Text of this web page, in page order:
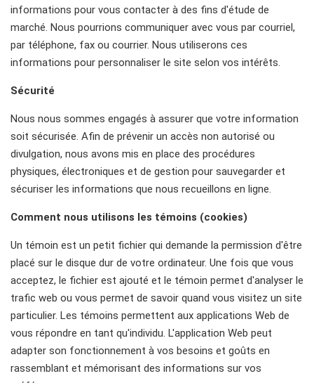
informations pour vous contacter à des fins d'étude de
marché. Nous pourrions communiquer avec vous par courriel,
par téléphone, fax ou courrier. Nous utiliserons ces
informations pour personnaliser le site selon vos intérêts.
Sécurité
Nous nous sommes engagés à assurer que votre information
soit sécurisée. Afin de prévenir un accès non autorisé ou
divulgation, nous avons mis en place des procédures
physiques, électroniques et de gestion pour sauvegarder et
sécuriser les informations que nous recueillons en ligne.
Comment nous utilisons les témoins (cookies)
Un témoin est un petit fichier qui demande la permission d'être
placé sur le disque dur de votre ordinateur. Une fois que vous
acceptez, le fichier est ajouté et le témoin permet d'analyser le
trafic web ou vous permet de savoir quand vous visitez un site
particulier. Les témoins permettent aux applications Web de
vous répondre en tant qu'individu. L'application Web peut
adapter son fonctionnement à vos besoins et goûts en
rassemblant et mémorisant des informations sur vos